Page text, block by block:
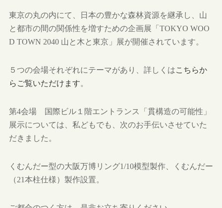
東京の丸の内にて、日本の豊かな森林資源を継承し、山
と都市の間の関係性を増すための企画展「TOKYO WOO
D TOWN 2040 山と木と東京」展が開催されています。
５つの会場それぞれにテーマがあり、詳しくはこちらか
らご覧いただけます。
第4会場 国際ビル１階エントランス「貫構造の可能性」
展示については、私どもでも、次のお手伝いさせていた
だきました。
くむんだー型の大阪万博リング1/10模型製作、くむんだー
（21本柱仕様）製作設置。